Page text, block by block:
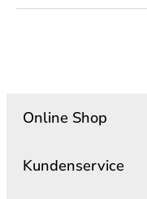
Online Shop
Kundenservice